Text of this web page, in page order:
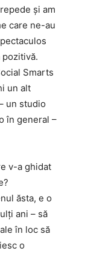
și am
care ne-au
Smarts
un alt
un studio
în general –
v-a ghidat
ăsta, e o
ani – să
în loc să
o